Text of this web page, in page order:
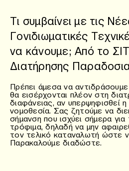
Τι συμβαίνει με τις
Γονιδιωματικές
να κάνουμε; Από το
Διατήρησης
Πρέπει άμεσα να
θα εισέρχονται πλέον στη
διαφάνειας, αν υπερψηφισθεί
νομοθεσία. Σας ζητούμε να
σήμανση που ισχύει σήμερα
τρόφιμα, δηλαδή να μην
τον τελικό καταναλωτή ώστε
Παρακαλούμε διαδώστε.